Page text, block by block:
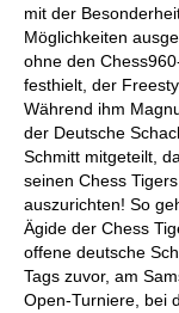
mit der
Möglichkeiten
ohne den
festhielt, der
Während ihm
der Deutsche
Schmitt mitgeteilt,
seinen Chess
auszurichten! So
Ägide der Chess
offene deutsche
Tags zuvor, am
Open-Turniere, bei